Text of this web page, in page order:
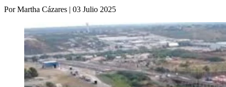
Por Martha Cázares | 03 Julio 2025